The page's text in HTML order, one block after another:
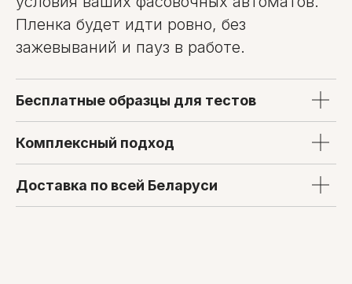
Пленка будет идти ровно, без
зажевываний и пауз в работе.
Бесплатные образцы для тестов
Комплексный подход
Доставка по всей Беларуси